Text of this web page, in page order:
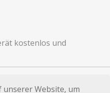
unserer Website, um